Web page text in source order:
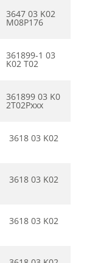
3647 03 K02
M08P176
361899-1 03
K02 T02
361899 03 K0
2T02Pxxx
3618 03 K02
3618 03 K02
3618 03 K02